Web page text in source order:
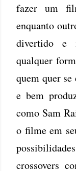
fazer um
enquanto
divertido e
qualquer
quem quer
e bem
como Sam
o filme em
crossovers